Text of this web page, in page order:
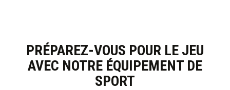
PRÉPAREZ-VOUS POUR LE JEU
AVEC NOTRE ÉQUIPEMENT DE
SPORT